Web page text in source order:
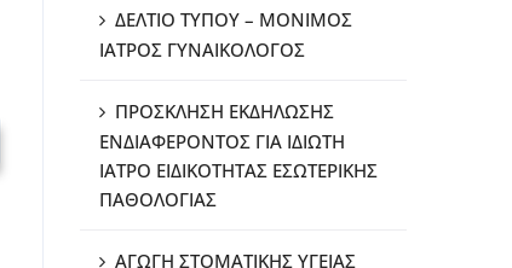
ΔΕΛΤΙΟ ΤΥΠΟΥ – ΜΟΝΙΜΟΣ
ΙΑΤΡΟΣ ΓΥΝΑΙΚΟΛΟΓΟΣ
ΠΡΟΣΚΛΗΣΗ ΕΚΔΗΛΩΣΗΣ
ΕΝΔΙΑΦΕΡΟΝΤΟΣ ΓΙΑ ΙΔΙΩΤΗ
ΙΑΤΡΟ ΕΙΔΙΚΟΤΗΤΑΣ ΕΣΩΤΕΡΙΚΗΣ
ΠΑΘΟΛΟΓΙΑΣ
ΑΓΩΓΗ ΣΤΟΜΑΤΙΚΗΣ ΥΓΕΙΑΣ